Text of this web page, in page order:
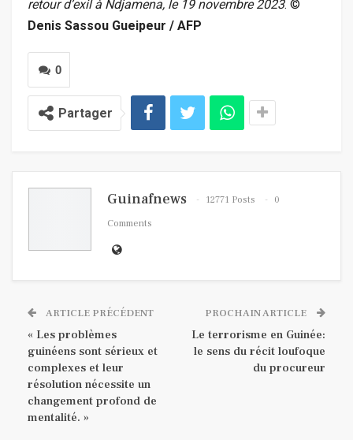
retour d’exil à Ndjamena, le 19 novembre 2023. ©
Denis Sassou Gueipeur / AFP
0
Partager
Guinafnews 12771 Posts
0
Comments
ARTICLE PRÉCÉDENT
« Les problèmes
guinéens sont sérieux et
complexes et leur
résolution nécessite un
changement profond de
mentalité. »
PROCHAIN ARTICLE
Le terrorisme en Guinée:
le sens du récit loufoque
du procureur